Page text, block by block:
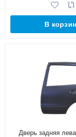
В
Дверь задняя